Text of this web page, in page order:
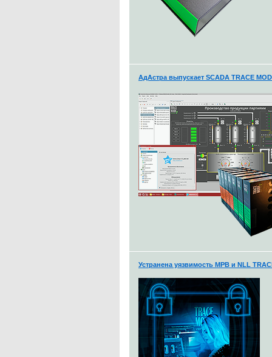
АдАстра выпускает SCADA TRACE
Устранена уязвимость МРВ и NLL